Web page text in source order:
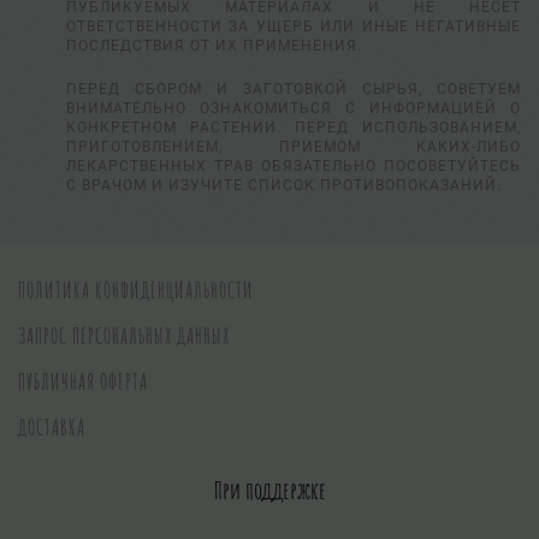
ПУБЛИКУЕМЫХ МАТЕРИАЛАХ И НЕ НЕСЕТ
ОТВЕТСТВЕННОСТИ ЗА УЩЕРБ ИЛИ ИНЫЕ НЕГАТИВНЫЕ
ПОСЛЕДСТВИЯ ОТ ИХ ПРИМЕНЕНИЯ.
ПЕРЕД СБОРОМ И ЗАГОТОВКОЙ СЫРЬЯ, СОВЕТУЕМ
ВНИМАТЕЛЬНО ОЗНАКОМИТЬСЯ С ИНФОРМАЦИЕЙ О
КОНКРЕТНОМ РАСТЕНИИ. ПЕРЕД ИСПОЛЬЗОВАНИЕМ,
ПРИГОТОВЛЕНИЕМ, ПРИЕМОМ КАКИХ-ЛИБО
ЛЕКАРСТВЕННЫХ ТРАВ ОБЯЗАТЕЛЬНО ПОСОВЕТУЙТЕСЬ
С ВРАЧОМ И ИЗУЧИТЕ СПИСОК ПРОТИВОПОКАЗАНИЙ.
ПОЛИТИКА КОНФИДЕНЦИАЛЬНОСТИ
ЗАПРОС ПЕРСОНАЛЬНЫХ ДАННЫХ
ПУБЛИЧНАЯ ОФЕРТА
ДОСТАВКА
При поддержке